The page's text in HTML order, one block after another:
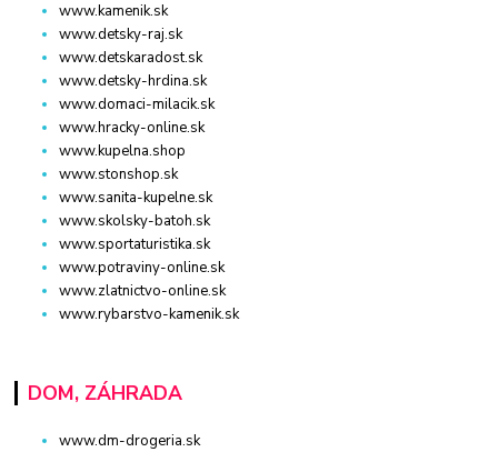
www.kamenik.sk
www.detsky-raj.sk
www.detskaradost.sk
www.detsky-hrdina.sk
www.domaci-milacik.sk
www.hracky-online.sk
www.kupelna.shop
www.stonshop.sk
www.sanita-kupelne.sk
www.skolsky-batoh.sk
www.sportaturistika.sk
www.potraviny-online.sk
www.zlatnictvo-online.sk
www.rybarstvo-kamenik.sk
DOM, ZÁHRADA
www.dm-drogeria.sk